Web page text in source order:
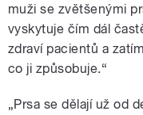
muži se zvětšenými
vyskytuje čím dál
zdraví pacientů a
co ji způsobuje.“
„Prsa se dělají už od